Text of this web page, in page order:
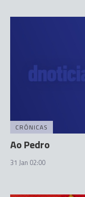
CRÓNICAS
Ao Pedro
31 Jan 02:00